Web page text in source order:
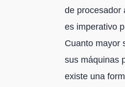
de procesador
es imperativo
Cuanto mayor
sus máquinas
existe una